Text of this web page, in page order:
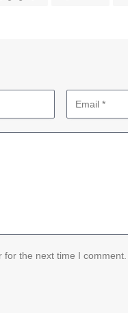
the next time I comment.